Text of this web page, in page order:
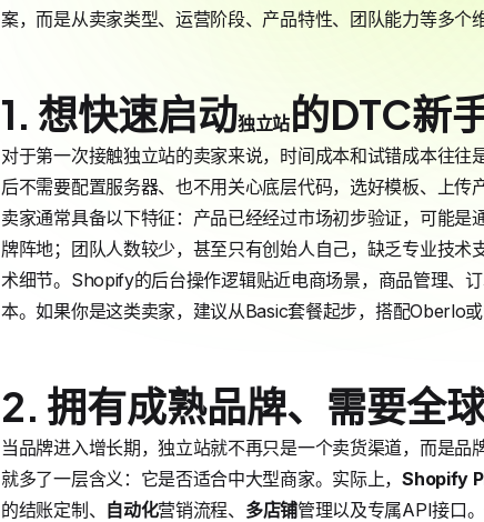
案，而是从卖家类型、运营阶段、产品特性、团队能力等多个
1. 想快速启动独立站的DTC新
对于第一次接触独立站的卖家来说，时间成本和试错成本往
后不需要配置服务器、也不用关心底层代码，选好模板、上
卖家通常具备以下特征：产品已经经过市场初步验证，可能
牌阵地；团队人数较少，甚至只有创始人自己，缺乏专业技术
术细节。Shopify的后台操作逻辑贴近电商场景，商品管理、
本。如果你是这类卖家，建议从Basic套餐起步，搭配Oberlo
2. 拥有成熟品牌、需要全
当品牌进入增长期，独立站就不再只是一个卖货渠道，而是
就多了一层含义：它是否适合中大型商家。实际上，Shopify
的结账定制、 自动化营销流程、 多店铺管理以及专属API接口